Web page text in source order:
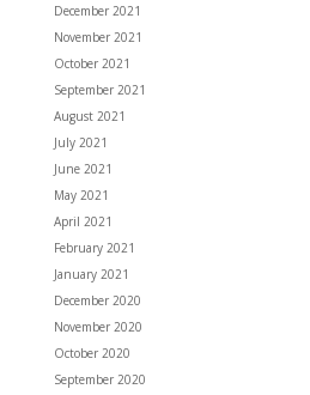
December 2021
November 2021
October 2021
September 2021
August 2021
July 2021
June 2021
May 2021
April 2021
February 2021
January 2021
December 2020
November 2020
October 2020
September 2020